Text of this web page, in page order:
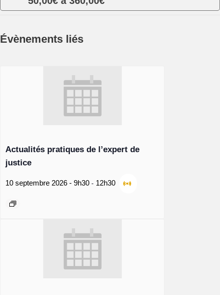
Évènements liés
Actualités pratiques de l’expert de
justice
10 septembre 2026 - 9h30 - 12h30